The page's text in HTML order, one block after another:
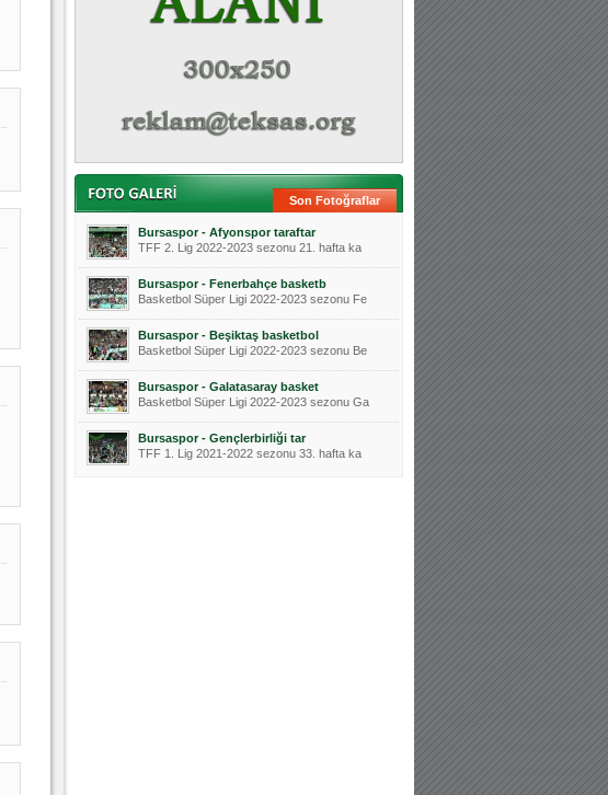
Son Fotoğraflar
Bursaspor - Afyonspor taraftar
TFF 2. Lig 2022-2023 sezonu 21. hafta ka
Bursaspor - Fenerbahçe basketb
Basketbol Süper Ligi 2022-2023 sezonu Fe
Bursaspor - Beşiktaş basketbol
Basketbol Süper Ligi 2022-2023 sezonu Be
Bursaspor - Galatasaray basket
Basketbol Süper Ligi 2022-2023 sezonu Ga
Bursaspor - Gençlerbirliği tar
TFF 1. Lig 2021-2022 sezonu 33. hafta ka